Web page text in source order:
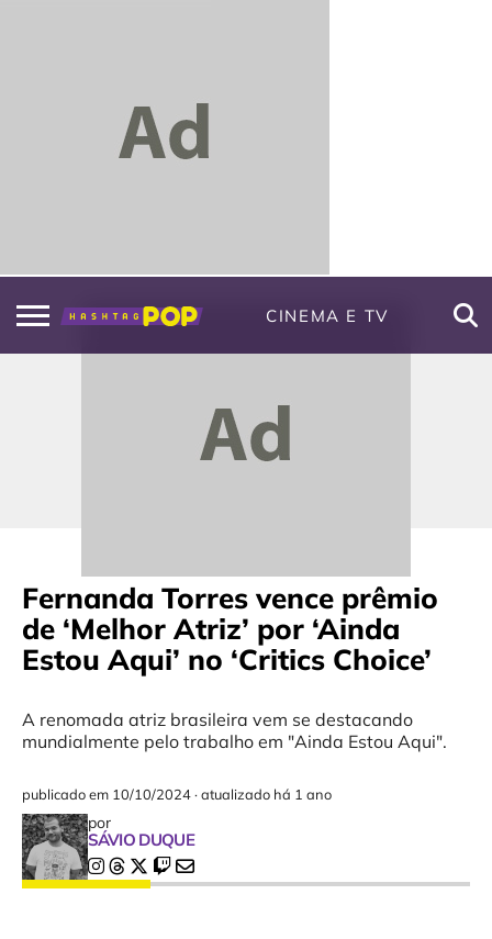
CINEMA E TV
Fernanda Torres vence prêmio
de ‘Melhor Atriz’ por ‘Ainda
Estou Aqui’ no ‘Critics Choice’
A renomada atriz brasileira vem se destacando
mundialmente pelo trabalho em "Ainda Estou Aqui".
publicado em 10/10/2024·atualizado há 1 ano
por
SÁVIO DUQUE